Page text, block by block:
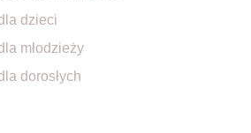
dzieci
młodzieży
dorosłych